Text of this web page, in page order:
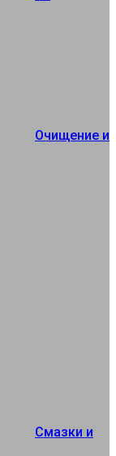
Очищение и
Смазки и